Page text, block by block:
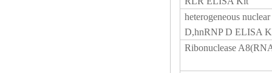
heterogeneous
D,hnRNP D ELISA
Ribonuclease